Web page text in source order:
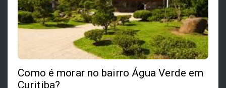
Como é morar no bairro Água Verde em
Curitiba?